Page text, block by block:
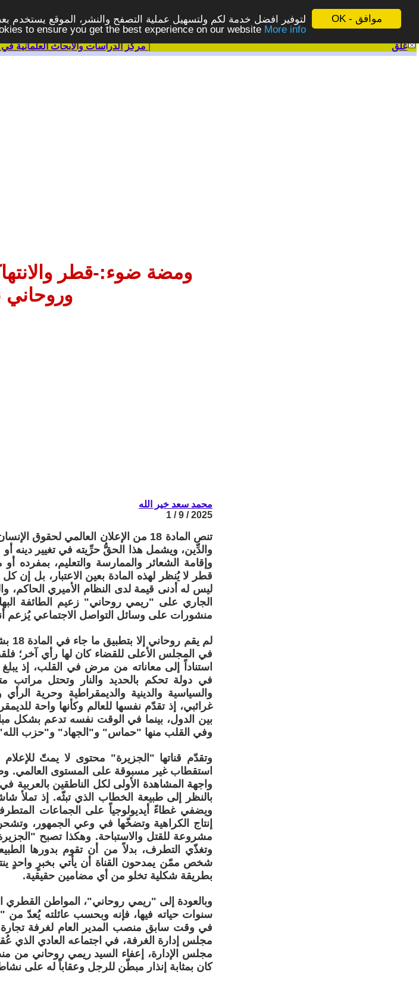
موافق - OK
لتوفير افضل خدمة لكم ولتسهيل عملية التصفح والنشر، الموقع يستخدم
to ensure you get the best experience on our website More info - المزيد
غلق |مركز الدراسات والابحاث العلمانية في العالم العربي
ومضة ضوء:-قطر
وروحاني
محمد سعد خير الله
2025 / 9 / 1
تنص المادة 18 من الإعلان العالمي
والدِّين، ويشمل هذا الحقُّ حرِّيته في تغيير دينه أو
وإقامة الشعائر والممارسة والتعليم،
قطر لا يُنظر لهذه المادة بعين الاعتبار، بل
ليس له أدنى قيمة لدى النظام الأميري
الجاري على "ريمي روحاني" زعيم الطائفة
منشورات على وسائل التواصل الاجتماعي
لم
في المجلس الأعلى للقضاء كان لها رأي آخر؛
في دولة تحكم بالحديد والنار وتحتل مراتب
والسياسية والدينية والديمقراطية وحرية
غرائبي، إذ تقدّم نفسها للعالم وكأنها واحة
بين الدول، بينما في الوقت نفسه تدعم بشكل
وفي القلب منها "حماس" و"الجهاد" و"حزب
وتقدّم قناتها "الجزيرة" محتوى لا يمتّ
استقطاب غير مسبوقة على المستوى العالمي.
واجهة المشاهدة الأولى لكل الناطقين
بالنظر إلى طبيعة الخطاب الذي تبثّه. إذ تملأ
ويضفي غطاءً أيديولوجياً على الجماعات
إنتاج الكراهية وتضخّها في وعي الجمهور،
مشروعة للقتل والاستباحة. وهكذا تصبح
وتغذّي التطرف، بدلاً من أن تقوم بدورها
شخص ممّن يمدحون القناة أن يأتي بخبرٍ واحدٍ
بطريقة شكلية تخلو من أي مضامين حقيقية.
وبالعودة إلى "ريمي روحاني"، المواطن
سنوات حياته فيها، فإنه وبحسب عائلته يُعدّ
مجلس إدارة الغرفة، في اجتماعه العادي الذي
مجلس الإدارة، إعفاء السيد ريمي روحاني من
كان بمثابة إنذار مبطّن للرجل وعقاباً له على